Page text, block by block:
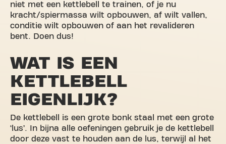
niet met een kettlebell te trainen, of je nu
kracht/spiermassa wilt opbouwen, af wilt vallen,
conditie wilt opbouwen of aan het revalideren
bent. Doen dus!
WAT IS EEN
KETTLEBELL
EIGENLIJK?
De kettlebell is een grote bonk staal met een grote
‘lus’. In bijna alle oefeningen gebruik je de kettlebell
door deze vast te houden aan de lus, terwijl al het